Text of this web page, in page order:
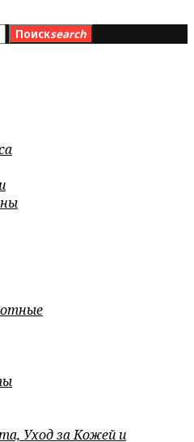
Поискsearch
Уход за Кожей и